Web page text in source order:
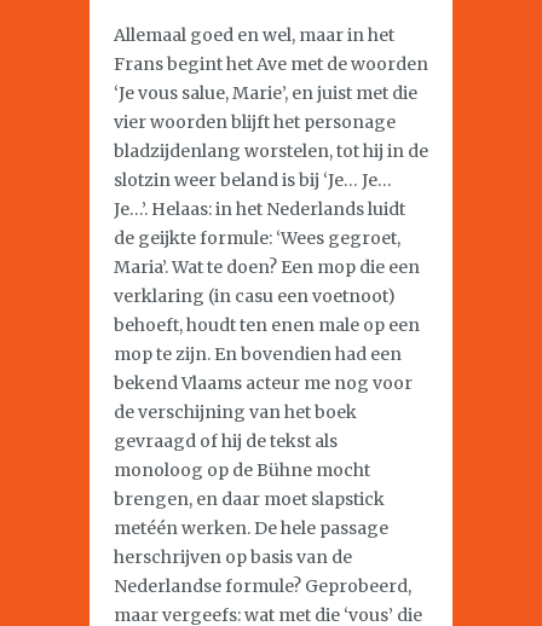
Allemaal goed en wel, maar in het
Frans begint het Ave met de woorden
‘Je vous salue, Marie’, en juist met die
vier woorden blijft het personage
bladzijdenlang worstelen, tot hij in de
slotzin weer beland is bij ‘Je… Je…
Je…’. Helaas: in het Nederlands luidt
de geijkte formule: ‘Wees gegroet,
Maria’. Wat te doen? Een mop die een
verklaring (in casu een voetnoot)
behoeft, houdt ten enen male op een
mop te zijn. En bovendien had een
bekend Vlaams acteur me nog voor
de verschijning van het boek
gevraagd of hij de tekst als
monoloog op de Bühne mocht
brengen, en daar moet slapstick
metéén werken. De hele passage
herschrijven op basis van de
Nederlandse formule? Geprobeerd,
maar vergeefs: wat met die ‘vous’ die